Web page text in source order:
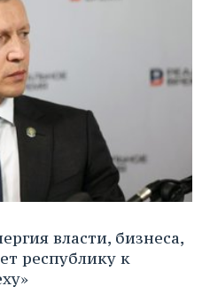
власти, бизнеса,
республику к